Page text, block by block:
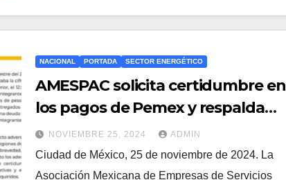
NACIONAL PORTADA SECTOR ENERGÉTICO
AMESPAC solicita certidumbre en
los pagos de Pemex y respalda
estrategia energética
NOVIEMBRE 25, 2024 ADMIN
Ciudad de México, 25 de noviembre de 2024. La
Asociación Mexicana de Empresas de Servicios